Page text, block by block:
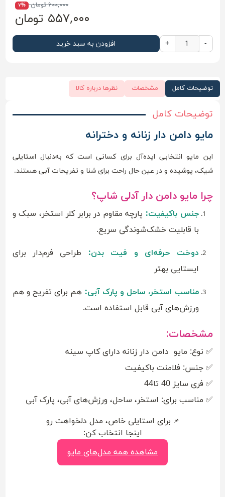
۶۰۰,۰۰۰ تومان ۷%
۵۵۷,۰۰۰ تومان
-
+ افزودن به سبد خرید
توضیحات کامل مشخصات نظرها درباره کالا
توضیحات کامل
مایو دامن دار زنانه و دخترانه
این مایو انتخابی ایده‌آل برای کسانی است که به‌دنبال استایلی
شیک، پوشیده و در عین حال راحت برای شنا و تفریحات آبی هستند.
چرا مایو دامن دار آدلی شاپ؟
جنس باکیفیت: پارچه مقاوم در برابر کلر استخر، سبک و
با قابلیت خشک‌شوندگی سریع.
دوخت حرفه‌ای و فیت بدن:
طراحی فرم‌دار برای
ایستایی بهتر
مناسب استخر، ساحل و پارک آبی: هم برای تفریح و هم
ورزش‌های آبی قابل استفاده است.
مشخصات:
✅ نوع: مایو دامن دار زنانه دارای کاپ سینه
✅ جنس: فلامنت باکیفیت
✅ فری سایز 40 تا44
✅ مناسب برای: استخر، ساحل، ورزش‌های آبی، پارک آبی
📌 برای استایلی خاص، مدل دلخواهت رو
اینجا انتخاب کن:
مشاهده همه مدل‌های مایو